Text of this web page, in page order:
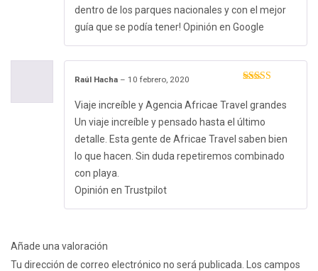
dentro de los parques nacionales y con el mejor
guía que se podía tener! Opinión en Google
5 de 5
Raúl Hacha – 10 febrero, 2020
Viaje increíble y Agencia Africae Travel grandes
Un viaje increíble y pensado hasta el último
detalle. Esta gente de Africae Travel saben bien
lo que hacen. Sin duda repetiremos combinado
con playa.
Opinión en Trustpilot
Añade una valoración
Tu dirección de correo electrónico no será publicada.
Los campos